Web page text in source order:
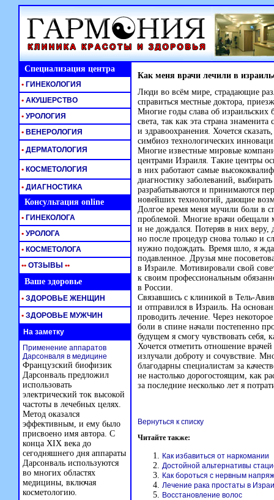
Специализация центра Как меня врачи лечили в
Люди во всём мире, страдающие
справиться местные доктора,
Многие годы слава об израильских
света, так как эта страна
и здравоохранения. Хочется
симбиоз технологических
Многие известные мировые
центрами Израиля. Такие центры
в них работают самые
диагностику заболеваний,
разрабатываются и принимаются
новейших технологий, дающие
Долгое время меня мучили боли в
проблемой. Многие врачи обещали
и не дождался. Потеряв в них
но после процедур снова только и
нужно подождать. Время шло, я
подавленное. Друзья мне
в Израиле. Мотивировали свой
к своим профессиональным
в России.
Связавшись с клиникой в Тель-
и отправился в Израиль. На
проводить лечение. Через
боли в спине начали постепенно
будущем я смогу чувствовать
Хочется отметить отношение
излучали доброту и сочувствие.
благодарны специалистам за
не настолько дорогостоящим, как
за последние несколько лет я
Вернуться к списку
Читайте также:
Как избавиться от наркомании
Достойной альтернативы
Как бороться с нервным
Лечение рака простаты в
Восстановление волос
• ГИНЕКОЛОГИЯ
• АКУШЕРСТВО
• УРОЛОГИЯ
• ВЕНЕРОЛОГИЯ
• ДЕРМАТОЛОГИЯ
• КОСМЕТОЛОГИЯ
• ДИАГНОСТИКА
Консультация online
• ГИНЕКОЛОГА
• УРОЛОГА
• КОСМЕТОЛОГА
•• ОТЗЫВЫ ••
Ваше здоровье
• ЗДОРОВЬЕ ЖЕНЩИН
• ЗДОРОВЬЕ МУЖЧИН
На заметку
Применение аппаратов
Дарсонваля в медицине
Французский биофизик
Дарсонваль предложил
использовать
электрический ток высокой
частоты в лечебных целях.
Метод оказался
эффективным, и ему было
присвоено имя автора. С
конца XIX века до
сегодняшнего дня аппараты
Дарсонваль используются
во многих областях
медицины, включая
косметологию.